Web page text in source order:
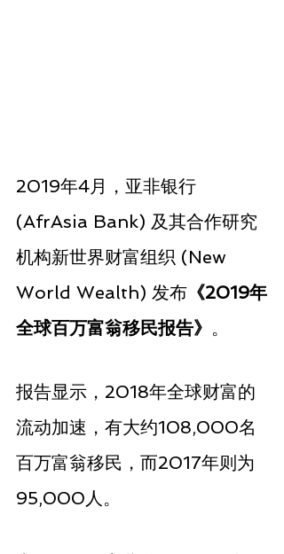
2019年4月，亚非银行
(AfrAsia Bank) 及其合作研究
机构新世界财富组织 (New
World Wealth) 发布 《2019年
全球百万富翁移民报告》 。
报告显示，2018年全球财富的
流动加速，有大约108,000名
百万富翁移民，而2017年则为
95,000人。